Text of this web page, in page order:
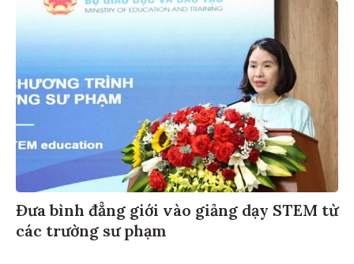
Đưa bình đẳng giới vào giảng dạy STEM từ
các trường sư phạm